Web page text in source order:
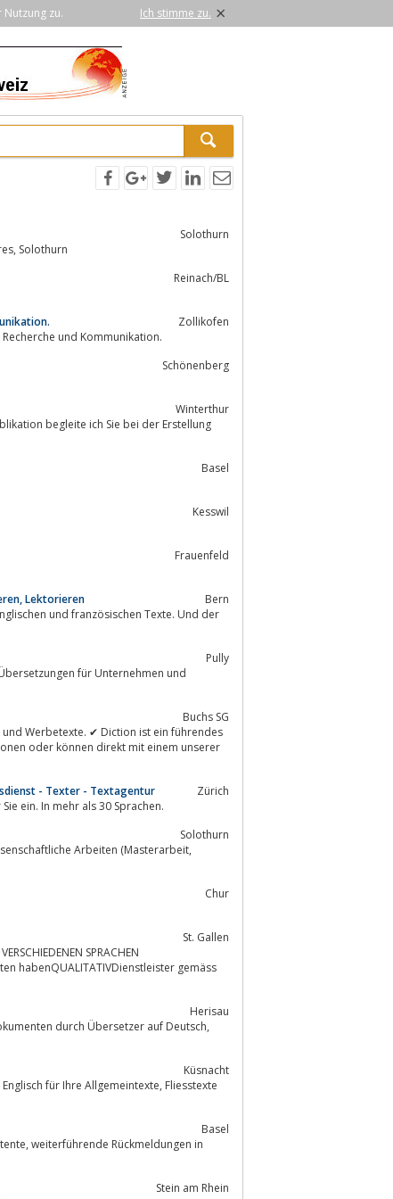
zu. Ich stimme zu. ×
Solothurn
Ich schreibe es so, wie Sie es sagen wollen. Andres Kommunikation, Mirjam Andres, Solothurn
Reinach/BL
Zollikofen
Als freie Texterin aus Bern bin ich Ihre Ansprechpartnerin in den Bereichen Text, Recherche und Kommunikation.
Schönenberg
Winterthur
Basel
Kesswil
Frauenfeld
Lektorieren
Bern
Pully
Buchs SG
oder können direkt mit einem unserer
- Texter - Textagentur
Zürich
ein. In mehr als 30 Sprachen.
Solothurn
Chur
St. Gallen
SPRACHEN
habenQUALITATIVDienstleister gemäss
Herisau
durch Übersetzer auf Deutsch,
Küsnacht
für Ihre Allgemeintexte, Fliesstexte
Basel
in
Stein am Rhein